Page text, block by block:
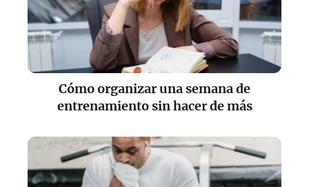
Cómo organizar una semana de
entrenamiento sin hacer de más